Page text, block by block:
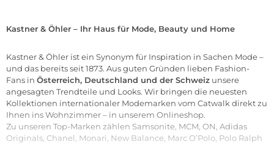
Kastner & Öhler – Ihr Haus für Mode, Beauty und Home
Kastner & Öhler ist ein Synonym für Inspiration in Sachen Mode –
und das bereits seit 1873. Aus guten Gründen lieben Fashion-
Fans in Österreich, Deutschland und der Schweiz unsere
angesagten Trendteile und Looks. Wir bringen die neuesten
Kollektionen internationaler Modemarken vom Catwalk direkt zu
Ihnen ins Wohnzimmer – in unserem Onlineshop.
Zu unseren Top-Marken zählen Samsonite, MCM, ON, Adidas
Originals, Chanel, Monari, New Balance, Marc O’Polo, Polo Ralph